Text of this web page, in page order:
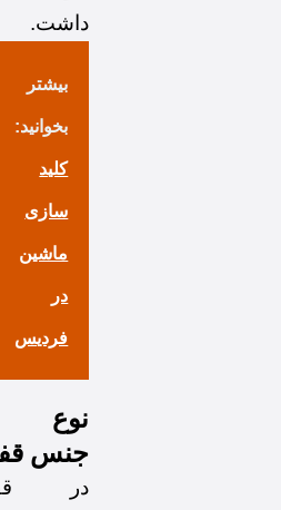
داشت.
بیشتر
بخوانید:
کلید
سازی
ماشین
فردیس
نوع و
جنس قفل
در قفل